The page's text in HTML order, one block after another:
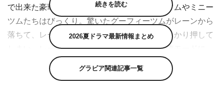
で出来た豪華絢爛な山車が出現し、ミッキーツムやミニー
ツムたちはびっくり。驚いたグーフィーツムがレーンから
落ちて、レーンの速度調整をするレバーをうっかり押して
しまい、レーンはまるでカーレース張りの高速モードに。
果たして、ツムたちの運命は…？
続きを読む
2026夏ドラマ最新情報まとめ
グラビア関連記事一覧